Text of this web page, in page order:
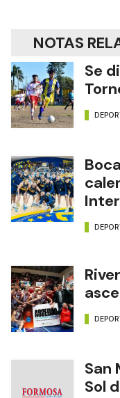
NOTAS
Se
San
Sol